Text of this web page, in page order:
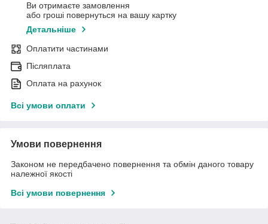
Ви отримаєте замовлення
або гроші повернуться на вашу картку
Детальніше
Оплатити частинами
Післяплата
Оплата на рахунок
Всі умови оплати
Умови повернення
Законом не передбачено повернення та обмін даного товару
належної якості
Всі умови повернення